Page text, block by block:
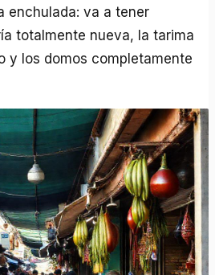
enchulada: va a tener
totalmente nueva, la tarima
y los domos completamente